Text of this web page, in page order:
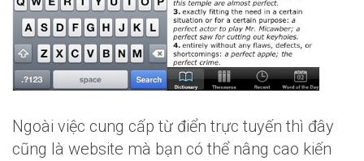
Ngoài việc cung cấp từ điển trực tuyến thì đây
cũng là website mà bạn có thể nâng cao kiến